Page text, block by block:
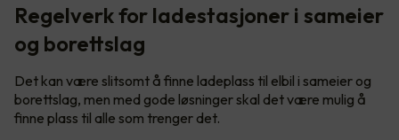
Regelverk for ladestasjoner i sameier
og borettslag
Det kan være slitsomt å finne ladeplass til elbil i sameier og
borettslag, men med gode løsninger skal det være mulig å
finne plass til alle som trenger det.